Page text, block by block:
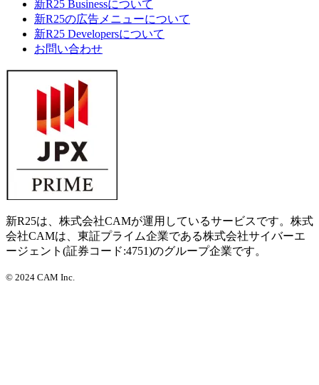
新R25 Businessについて
新R25の広告メニューについて
新R25 Developersについて
お問い合わせ
新R25は、株式会社CAMが運用しているサービスです。株式
会社CAMは、東証プライム企業である株式会社サイバーエ
ージェント(証券コード:4751)のグループ企業です。
© 2024 CAM Inc.